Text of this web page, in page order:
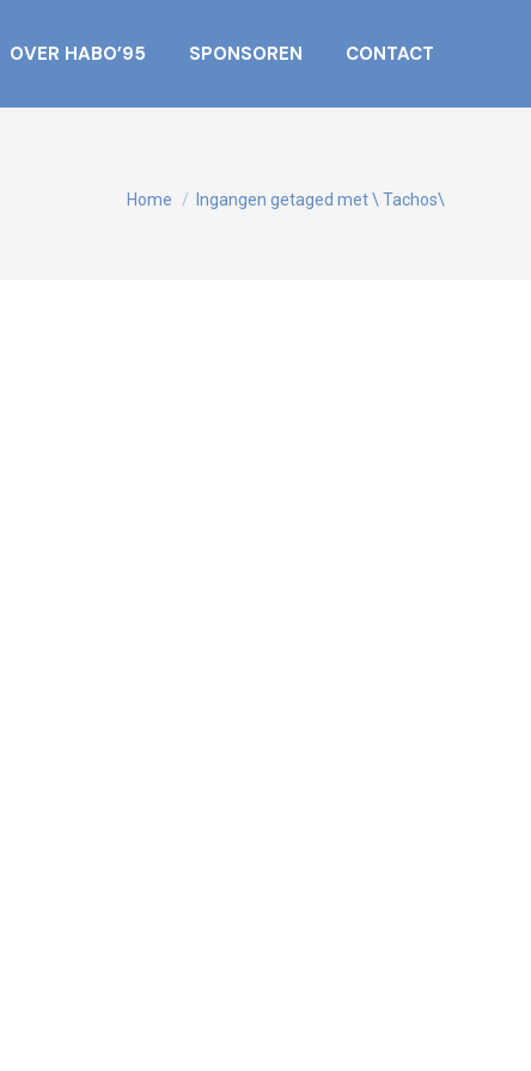
OVER HABO’95 SPONSOREN CONTACT
Je bent hier:
Home Ingangen getaged met \ Tachos\